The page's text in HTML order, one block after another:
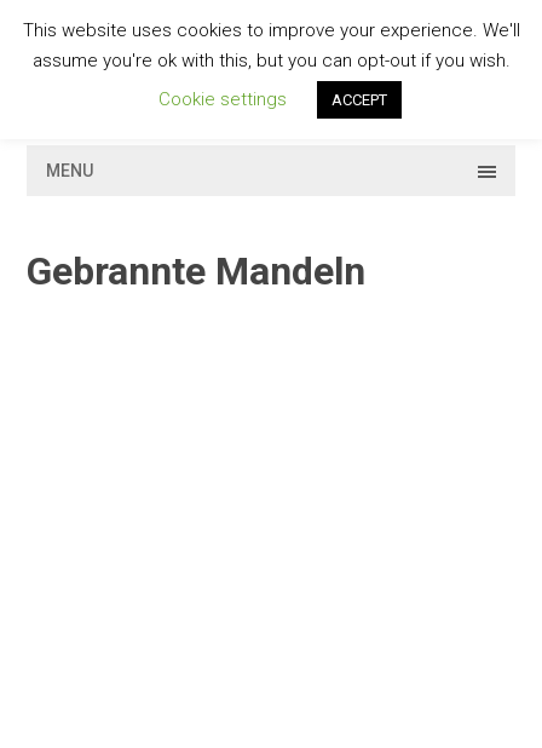
contentGESCHMACKVOLL
MENU
Gebrannte Mandeln
This website uses cookies to improve your experience. We'll
assume you're ok with this, but you can opt-out if you wish.
Cookie settings
ACCEPT